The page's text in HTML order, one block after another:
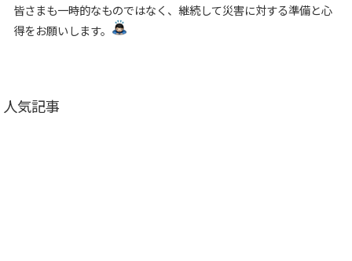
皆さまも一時的なものではなく、継続して災害に対する準備と心
得をお願いします。
人気記事